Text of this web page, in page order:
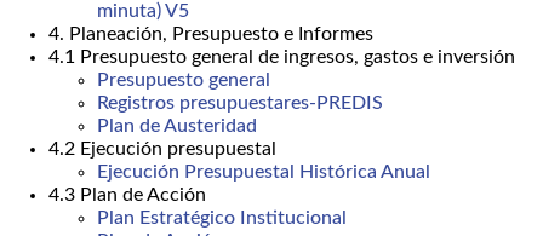
minuta) V5
4. Planeación, Presupuesto e Informes
4.1 Presupuesto general de ingresos, gastos e inversión
Presupuesto general
Registros presupuestares-PREDIS
Plan de Austeridad
4.2 Ejecución presupuestal
Ejecución Presupuestal Histórica Anual
4.3 Plan de Acción
Plan Estratégico Institucional